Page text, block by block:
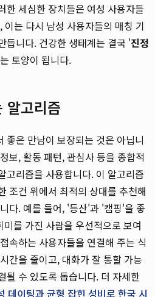
한 세심한 장치들은 여성 사용자들
는 다시 남성 사용자들의 매칭 기
듭니다. 건강한 생태계는 결국 '진정
토양이 됩니다.
알고리즘
좋은 만남이 보장되는 것은 아닙니
보, 활동 패턴, 관심사 등을 종합적
고리즘을 사용합니다. 이 알고리즘
조건 위에서 최적의 상대를 추천해
다. 예를 들어, '등산'과 '캠핑'을 좋
를 가진 사람을 우선적으로 보여
속하는 사용자들을 연결해 주는 식
간을 줄이고, 대화가 잘 통할 가능
될 수 있도록 돕습니다. 더 자세한
데이팅과 균형 잡힌 성비로 한국 시